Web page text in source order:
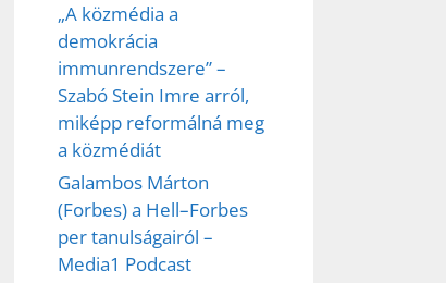
„A közmédia a
demokrácia
immunrendszere” –
Szabó Stein Imre arról,
miképp reformálná meg
a közmédiát
Galambos Márton
(Forbes) a Hell–Forbes
per tanulságairól –
Media1 Podcast